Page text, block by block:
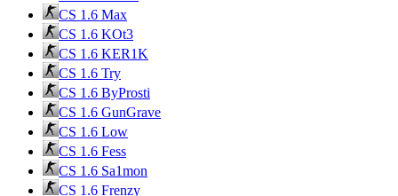
CS 1.6 Max
CS 1.6 KOt3
CS 1.6 KER1K
CS 1.6 Try
CS 1.6 ByProsti
CS 1.6 GunGrave
CS 1.6 Low
CS 1.6 Fess
CS 1.6 Sa1mon
CS 1.6 Frenzy